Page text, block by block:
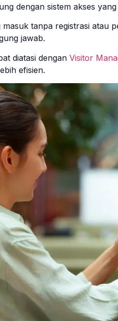
dengan sistem akses
tanpa registrasi atau
jawab.
diatasi dengan Visitor
efisien.